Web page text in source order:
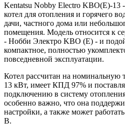
Kentatsu Nobby Electro KBO(E)-13
котел для отопления и горячего
дачи, частного дома или
помещения. Модель относится к
- Нобби Электро KBO (E) - и
компактное, полностью
повседневной эксплуатации.
Котел рассчитан на номинальную
13 кВт, имеет КПД 97% и
подключению в систему
особенно важно, что она
настройки, а также может
В.